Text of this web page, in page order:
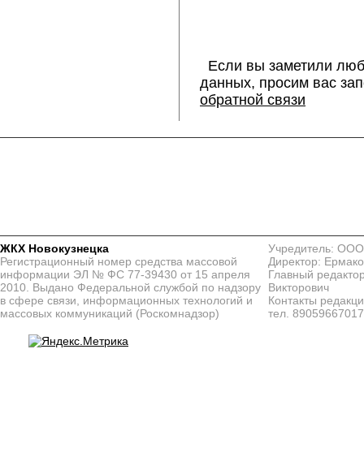
Если вы заметили
данных, просим вас
обратной связи
ЖКХ Новокузнецка
Регистрационный номер средства массовой
информации ЭЛ № ФС 77-39430 от 15 апреля
2010. Выдано Федеральной службой по надзору
в сфере связи, информационных технологий и
массовых коммуникаций (Роскомнадзор)
Учредитель:
Директор:
Главный
Викторович
Контакты
тел. 89059667017